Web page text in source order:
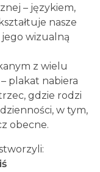
– językiem,
nasze
wizualną
z wielu
plakat nabiera
gdzie rodzi
w tym,
obecne.